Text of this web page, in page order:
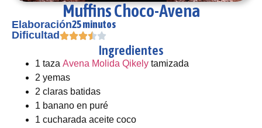
Muffins Choco-Avena
Elaboración25 minutos
Dificultad
Ingredientes
1 taza Avena Molida Qikely tamizada
2 yemas
2 claras batidas
1 banano en puré
1 cucharada aceite coco